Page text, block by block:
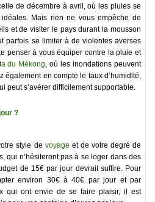
de décembre à avril, où les pluies se
Mais rien ne vous empêche de
et de visiter le pays durant la mousson
parfois se limiter à de violentes averses
penser à vous équiper contre la pluie et
du Mékong, où les inondations peuvent
également en compte le taux d’humidité,
peut s’avérer difficilement supportable.
?
style de voyage et de votre degré de
qui n’hésiteront pas à se loger dans des
de 15€ par jour devrait suffire. Pour
environ 30€ à 40€ par jour et par
qui ont envie de se faire plaisir, il est